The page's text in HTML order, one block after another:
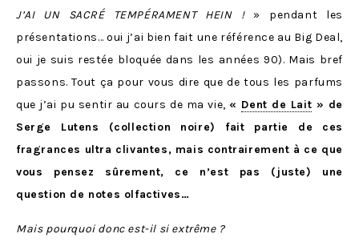
J’AI UN SACRÉ TEMPÉRAMENT HEIN !» pendant les
présentations… oui j’ai bien fait une référence au Big Deal,
oui je suis restée bloquée dans les années 90). Mais bref
passons. Tout ça pour vous dire que de tous les parfums
que j’ai pu sentir au cours de ma vie,« Dent de Lait » de
Serge Lutens (collection noire) fait partie de ces
fragrances ultra clivantes, mais contrairement à ce que
vous pensez sûrement, ce n’est pas (juste) une
question de notes olfactives…
Mais pourquoi donc est-il si extrême ?